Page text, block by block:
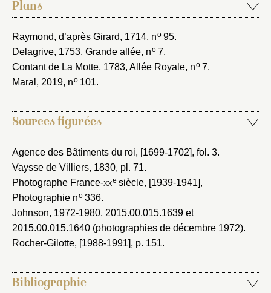
Plans
Raymond, d’après Girard, 1714, no95.
Delagrive, 1753, Grande allée, no7.
Contant de La Motte, 1783, Allée Royale, no7.
Maral, 2019, no101.
Sources figurées
Agence des Bâtiments du roi, [1699-1702], fol. 3.
Vaysse de Villiers, 1830, pl. 71.
Photographe France-xxe siècle, [1939-1941],
Photographie no336.
Johnson, 1972-1980, 2015.00.015.1639 et
2015.00.015.1640 (photographies de décembre 1972).
Rocher-Gilotte, [1988-1991], p. 151.
Bibliographie